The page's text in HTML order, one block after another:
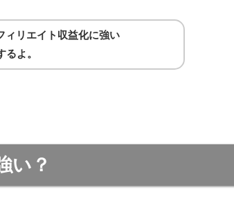
ィリエイト収益化に強い
よ。
い？